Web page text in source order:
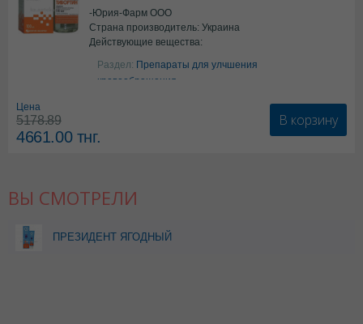
-Юрия-Фарм ООО
Страна производитель: Украина
Действующие вещества:
Аргинин
Раздел: Препараты для улчшения
кровообращения
Цена
5178.89
4661.00тнг.
В корзину
ВЫ СМОТРЕЛИ
ПРЕЗИДЕНТ ЯГОДНЫЙ